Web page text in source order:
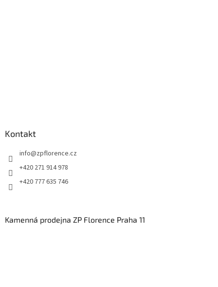
Kontakt
info@zpflorence.cz
+420 271 914 978
+420 777 635 746
Kamenná prodejna ZP Florence Praha 11